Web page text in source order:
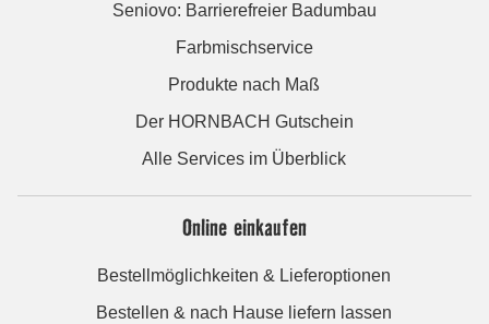
Seniovo: Barrierefreier Badumbau
Farbmischservice
Produkte nach Maß
Der HORNBACH Gutschein
Alle Services im Überblick
Online einkaufen
Bestellmöglichkeiten & Lieferoptionen
Bestellen & nach Hause liefern lassen